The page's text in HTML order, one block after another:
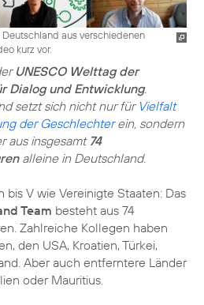
aus verschiedenen
kurz vor.
UNESCO Welttag der
Dialog und Entwicklung.
setzt sich nicht nur für Vielfalt
der Geschlechterein, sondern
aus insgesamt 74
alleine in Deutschland.
bis V wie Vereinigte Staaten: Das
Team besteht aus 74
Zahlreiche Kollegen haben
den USA, Kroatien, Türkei,
Aber auch entferntere Länder
oder Mauritius.